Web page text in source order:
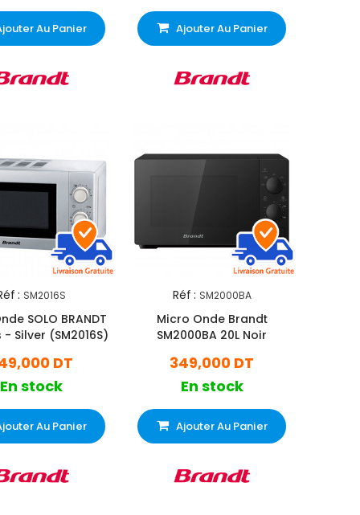
Au Panier Ajouter Au Panier
: SM2016S
SOLO BRANDT
- Silver (SM2016S)
DT
En stock
Au Panier
Réf : SM2000BA
Micro Onde Brandt
SM2000BA 20L Noir
349,000 DT
En stock
Ajouter Au Panier